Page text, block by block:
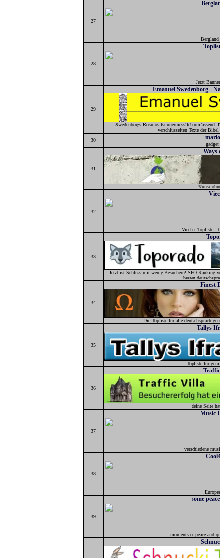
27
Bergland
28
Jetzt
29
Emanuel Swedenborg -
Swedenborgs Kosmos ist unermesslich umfassend.
verschlüsselten Texte der
30
gadget
31
Ways
Kunst
32
Viecher Topliste -
33
Jetzt ist Schluss mit wenig Besuchern! SEO Ranking
besten
34
Finest
Die Topliste für alle
35
Tallys
Topliste für
36
deine Seite
37
Music
verschiedene
38
39
some
moments of peace and